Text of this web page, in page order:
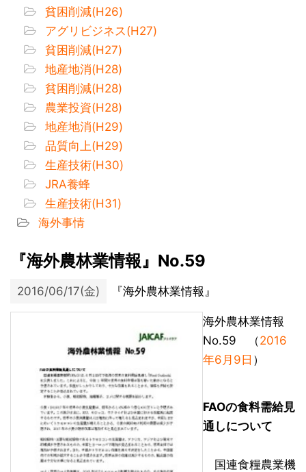
貧困削減(H26)
アグリビジネス(H27)
貧困削減(H27)
地産地消(H28)
貧困削減(H28)
農業投資(H28)
地産地消(H29)
品質向上(H29)
生産技術(H30)
JRA養蜂
生産技術(H31)
海外事情
『海外農林業情報』No.59
2016/06/17(金) 『海外農林業情報』
海外農林業情報
No.59 （2016
年6月9日 ）
FAOの食料需給見
通しについて
国連食糧農業機